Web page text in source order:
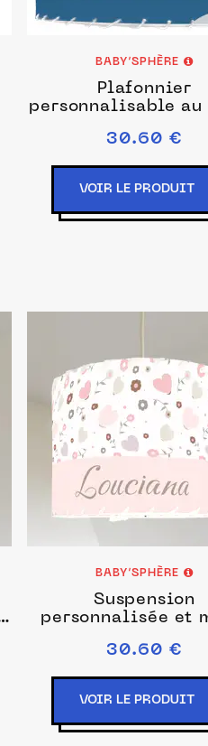
BABY’SPHÈRE
Plafonnier
personnalisable au
30.60 €
VOIR LE PRODUIT
BABY’SPHÈRE
Suspension
personnalisée et
30.60 €
VOIR LE PRODUIT